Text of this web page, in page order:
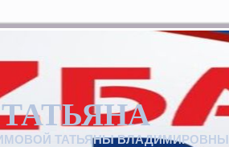
ТАТЬЯНА
ТАТЬЯНЫ ВЛАДИМИРОВНЫ